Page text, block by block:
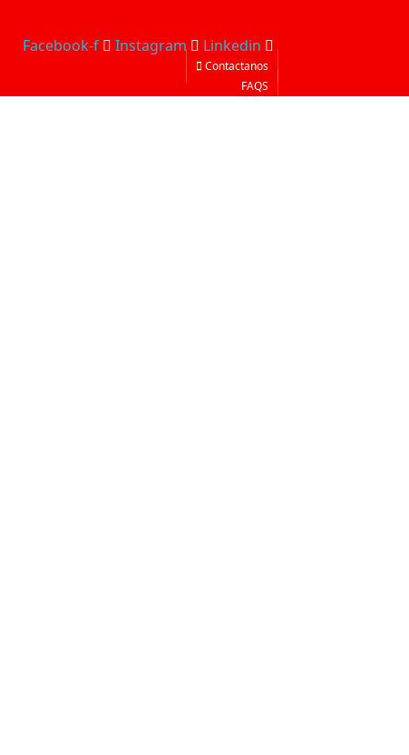
Facebook-f Instagram Linkedin
Contactanos
FAQS